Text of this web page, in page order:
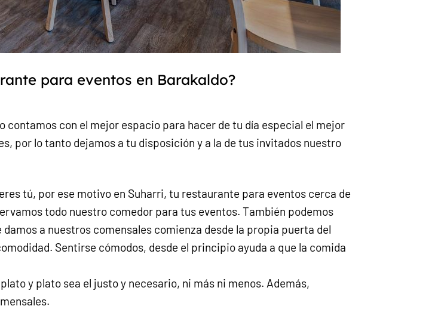
para eventos en Barakaldo?
con el mejor espacio para hacer de tu día especial el mejor
por lo tanto dejamos a tu disposición y a la de tus invitados nuestro
tú, por ese motivo en Suharri, tu restaurante para eventos cerca de
todo nuestro comedor para tus eventos. También podemos
a nuestros comensales comienza desde la propia puerta del
Sentirse cómodos, desde el principio ayuda a que la comida
y plato sea el justo y necesario, ni más ni menos. Además,